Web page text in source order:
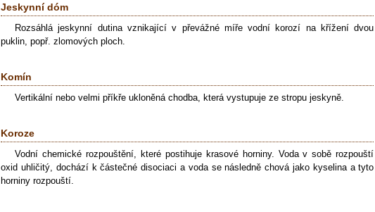
Jeskynní dóm
Rozsáhlá jeskynní dutina vznikající v převážné míře vodní korozí na křížení dvou
puklin, popř. zlomových ploch.
Komín
Vertikální nebo velmi příkře ukloněná chodba, která vystupuje ze stropu jeskyně.
Koroze
Vodní chemické rozpouštění, které postihuje krasové horniny. Voda v sobě rozpouští
oxid uhličitý, dochází k částečné disociaci a voda se následně chová jako kyselina a tyto
horniny rozpouští.